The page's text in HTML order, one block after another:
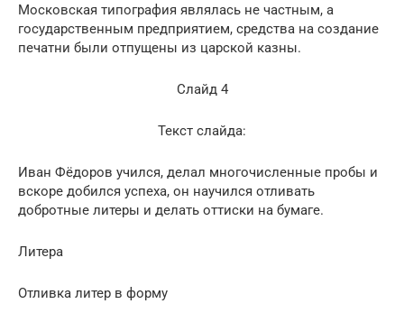
Московская типография являлась не частным, а
государственным предприятием, средства на создание
печатни были отпущены из царской казны.
Слайд 4
Текст слайда:
Иван Фёдоров учился, делал многочисленные пробы и
вскоре добился успеха, он научился отливать
добротные литеры и делать оттиски на бумаге.
Литера
Отливка литер в форму